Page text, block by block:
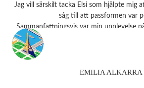
Jag vill särskilt tacka Elsi som hjälpte mig
såg till att passformen var
Sammanfattningsvis var min upplevelse på mycket positiv.
rekommenderar starkt detta ställe till
EMILIA ALKARRA